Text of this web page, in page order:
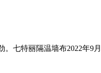
七特丽隔温墙布2022年9